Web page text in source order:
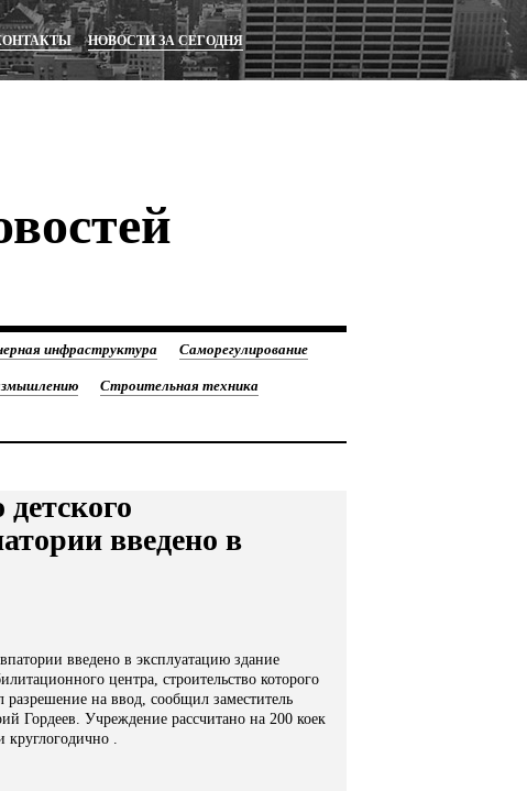
НОВОСТИ ЗА СЕГОДНЯ
инфраструктура Саморегулирование
Строительная техника
введено в
введено в эксплуатацию здание
центра, строительство которого
на ввод, сообщил заместитель
Гордеев. Учреждение рассчитано на 200 коек
круглогодично .